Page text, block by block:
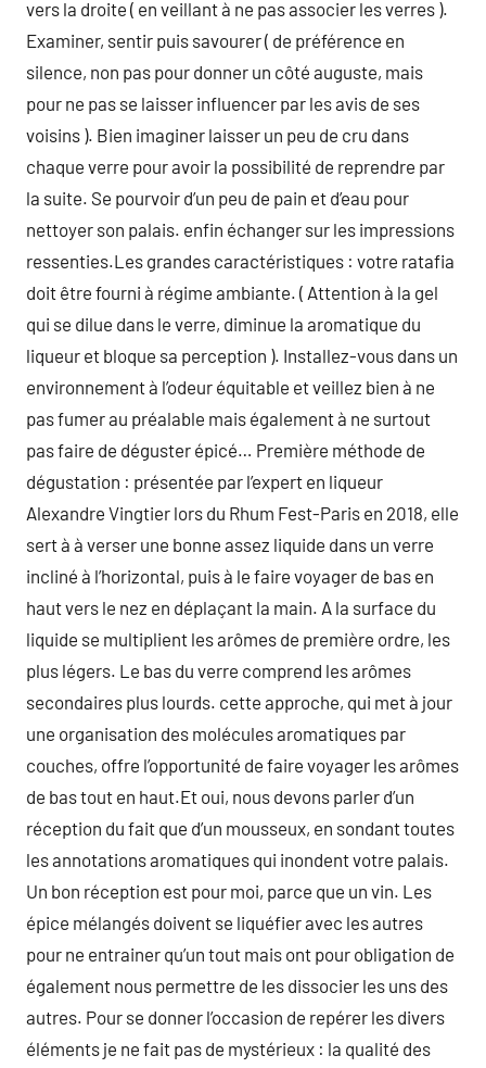
vers la droite ( en veillant à ne pas associer les verres ).
Examiner, sentir puis savourer ( de préférence en
silence, non pas pour donner un côté auguste, mais
pour ne pas se laisser influencer par les avis de ses
voisins ). Bien imaginer laisser un peu de cru dans
chaque verre pour avoir la possibilité de reprendre par
la suite. Se pourvoir d’un peu de pain et d’eau pour
nettoyer son palais. enfin échanger sur les impressions
ressenties.Les grandes caractéristiques : votre ratafia
doit être fourni à régime ambiante. ( Attention à la gel
qui se dilue dans le verre, diminue la aromatique du
liqueur et bloque sa perception ). Installez-vous dans un
environnement à l’odeur équitable et veillez bien à ne
pas fumer au préalable mais également à ne surtout
pas faire de déguster épicé… Première méthode de
dégustation : présentée par l’expert en liqueur
Alexandre Vingtier lors du Rhum Fest-Paris en 2018, elle
sert à à verser une bonne assez liquide dans un verre
incliné à l’horizontal, puis à le faire voyager de bas en
haut vers le nez en déplaçant la main. A la surface du
liquide se multiplient les arômes de première ordre, les
plus légers. Le bas du verre comprend les arômes
secondaires plus lourds. cette approche, qui met à jour
une organisation des molécules aromatiques par
couches, offre l’opportunité de faire voyager les arômes
de bas tout en haut.Et oui, nous devons parler d’un
réception du fait que d’un mousseux, en sondant toutes
les annotations aromatiques qui inondent votre palais.
Un bon réception est pour moi, parce que un vin. Les
épice mélangés doivent se liquéfier avec les autres
pour ne entrainer qu’un tout mais ont pour obligation de
également nous permettre de les dissocier les uns des
autres. Pour se donner l’occasion de repérer les divers
éléments je ne fait pas de mystérieux : la qualité des